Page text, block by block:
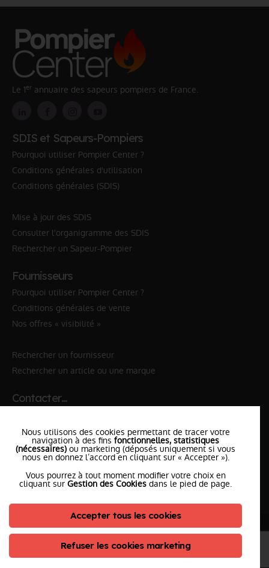
Le 1er annuaire des sapeurs pompiers de France.
SDIS et Sapeurs-Pompiers
Pourquoi utiliser Pompier Center ?
Conditions générales d'utilisation
Conditions générales (SDIS)
Mise à jour des SDIS
Consulter l'organigramme des SDIS
Rechercher un Sapeur-Pompier
Fournisseurs
Pourquoi utiliser Pompier Center ?
Conditions générales de vente
Nos offres « visibilité »
Rechercher un fournisseur
Rechercher un article ou une marque
Contacter…
✆ 18№National Sapeurs-Pompiers
le SDISle plus proche
l'équipePompierCenter
©2026 Pompier Center • Mentions Légales •
Protection de vos données • Plan du Site
ClicConnect & Digicalys
Nous utilisons des cookies permettant de tracer votre
navigation à des fins fonctionnelles, statistiques
(nécessaires) ou marketing (déposés uniquement si vous
nous en donnez l’accord en cliquant sur « Accepter »).
Vous pourrez à tout moment modifier votre choix en
cliquant sur Gestion des Cookies dans le pied de page.
Accepter tous les cookies
Refuser les cookies marketing